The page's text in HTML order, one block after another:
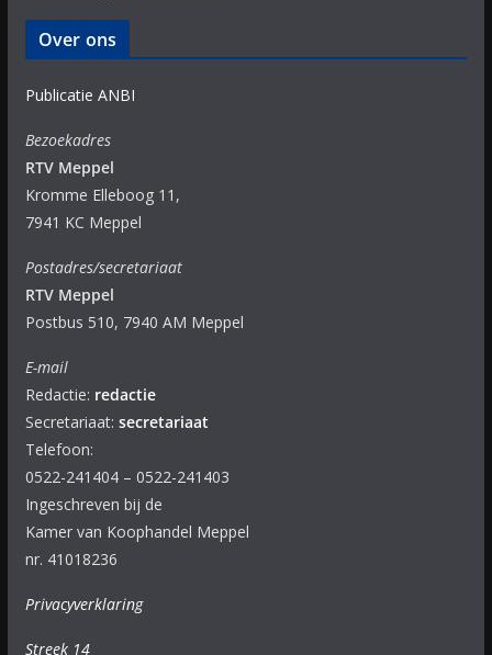
Over ons
Publicatie ANBI
Bezoekadres
RTV Meppel
Kromme Elleboog 11,
7941 KC Meppel
Postadres/secretariaat
RTV Meppel
Postbus 510, 7940 AM Meppel
E-mail
Redactie: redactie
Secretariaat: secretariaat
Telefoon:
0522-241404 – 0522-241403
Ingeschreven bij de
Kamer van Koophandel Meppel
nr. 41018236
Privacyverklaring
Streek 14